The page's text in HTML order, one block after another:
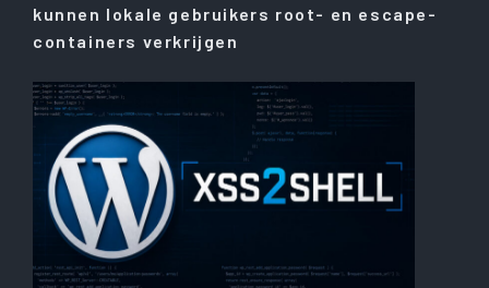
kunnen lokale gebruikers root- en escape-
containers verkrijgen